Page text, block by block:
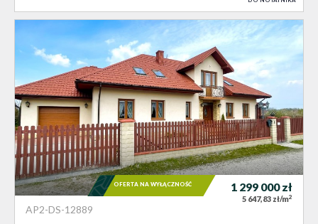
AP2-DS-12889
1 299 000zł
5 647,83 zł/m2
OFERTA NA WYŁĄCZNOŚĆ